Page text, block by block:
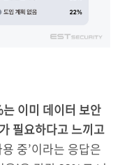
이미 데이터 보안
필요하다고 느끼고
중’이라는 응답은